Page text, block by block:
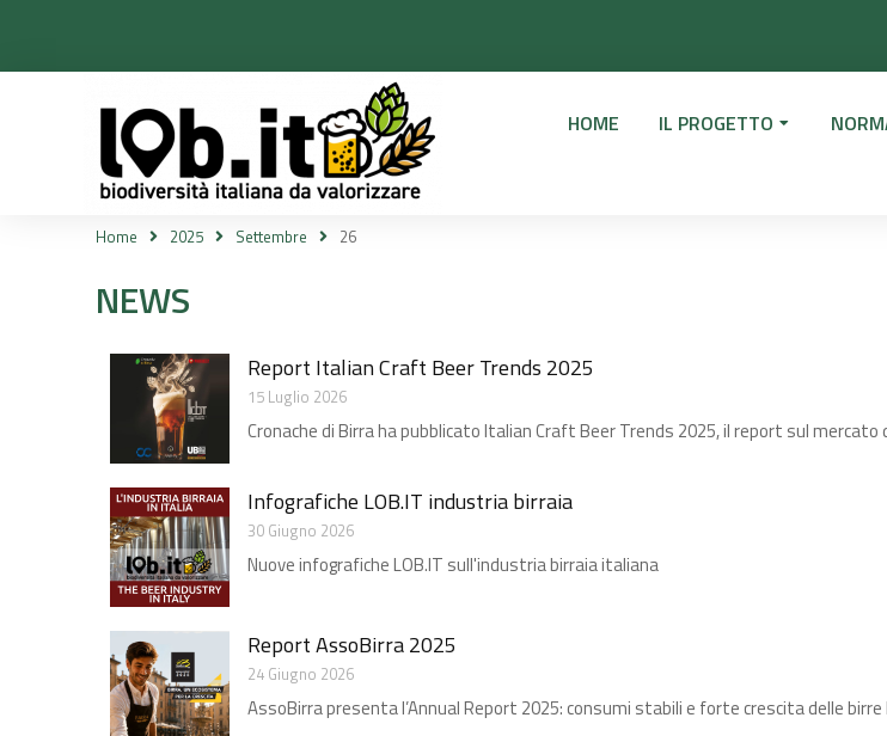
HOME IL PROGETTO
Tu sei qui:
Home 2025 Settembre 26
NEWS
Report Italian Craft Beer Trends 2025​
15 Luglio 2026
Cronache di Birra ha pubblicato Italian Craft Beer Trends 2025, il report sul
Infografiche LOB.IT industria birraia
30 Giugno 2026
Nuove infografiche LOB.IT sull'industria birraia italiana
Report AssoBirra 2025
24 Giugno 2026
AssoBirra presenta l’Annual Report 2025: consumi stabili e forte crescita delle birre